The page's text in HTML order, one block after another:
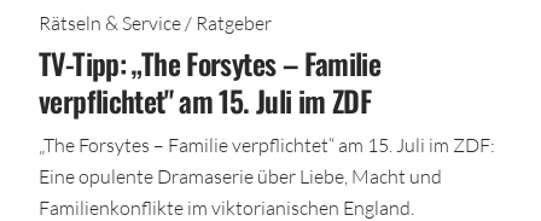
Rätseln & Service / Ratgeber
TV-Tipp: „The Forsytes – Familie
verpflichtet" am 15. Juli im ZDF
„The Forsytes – Familie verpflichtet“ am 15. Juli im ZDF:
Eine opulente Dramaserie über Liebe, Macht und
Familienkonflikte im viktorianischen England.